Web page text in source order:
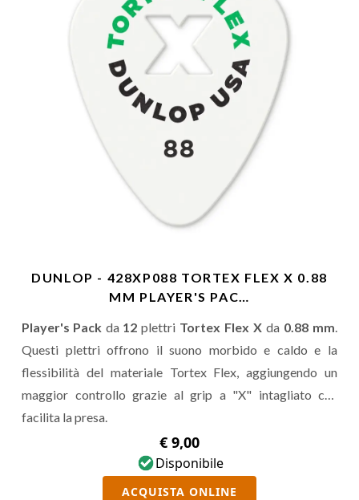
DUNLOP - 428XP088 TORTEX FLEX X 0.88
MM PLAYER'S PAC…
Player's Pack da 12 plettri Tortex Flex X da 0.88 mm.
Questi plettri offrono il suono morbido e caldo e la
flessibilità del materiale Tortex Flex, aggiungendo un
maggior controllo grazie al grip a "X" intagliato che
facilita la presa.
€ 9,00
Disponibile
ACQUISTA ONLINE